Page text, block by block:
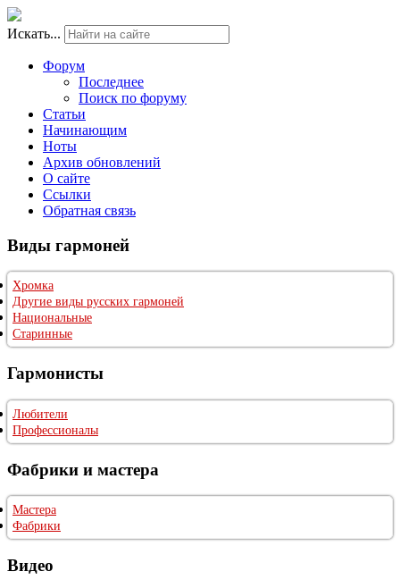
Искать...
Форум
Последнее
Поиск по форуму
Статьи
Начинающим
Ноты
Архив обновлений
О сайте
Ссылки
Обратная связь
Виды гармоней
Хромка
Другие виды русских гармоней
Национальные
Старинные
Гармонисты
Любители
Профессионалы
Фабрики и мастера
Мастера
Фабрики
Видео